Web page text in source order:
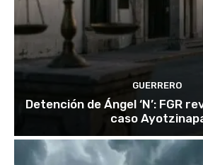
GUERRERO
Detención de Ángel ‘N’: FGR
caso